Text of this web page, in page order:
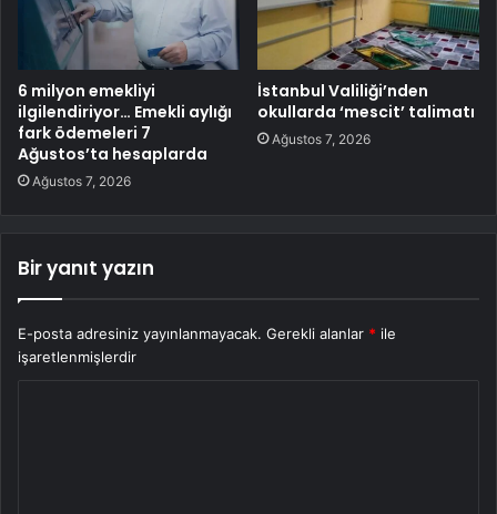
6 milyon emekliyi
ilgilendiriyor… Emekli aylığı
fark ödemeleri 7
Ağustos’ta hesaplarda
Ağustos 7, 2026
İstanbul Valiliği’nden
okullarda ‘mescit’ talimatı
Ağustos 7, 2026
Bir yanıt yazın
E-posta adresiniz yayınlanmayacak. Gerekli alanlar * ile
işaretlenmişlerdir